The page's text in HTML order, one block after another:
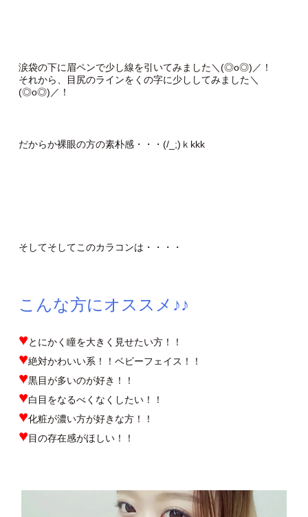
涙袋の下に眉ペンで少し線を引いてみました＼(◎o◎)／！
それから、目尻のラインをくの字に少ししてみました＼
(◎o◎)／！
だからか裸眼の方の素朴感・・・(/_;)ｋkkk
そしてそしてこのカラコンは・・・・
こんな方にオススメ♪♪
♥とにかく瞳を大きく見せたい方！！
♥絶対かわいい系！！ベビーフェイス！！
♥黒目が多いのが好き！！
♥白目をなるべくなくしたい！！
♥化粧が濃い方が好きな方！！
♥目の存在感がほしい！！